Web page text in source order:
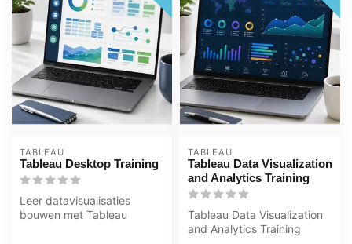
TABLEAU
Tableau Desktop Training
Leer datavisualisaties
bouwen met Tableau
TABLEAU
Tableau Data Visualization
and Analytics Training
Tableau Data Visualization
and Analytics Training